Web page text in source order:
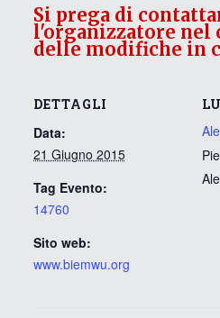
DETTAGLI
Data:
21 Giugno 2015
Tag Evento:
14760
Sito web:
www.biemwu.org
Si prega di
l'organizzatore nel
delle modifiche in